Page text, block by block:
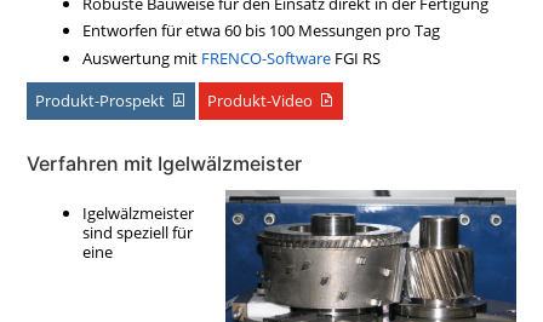
Entworfen für etwa 60 bis 100 Messungen pro Tag
Auswertung mit FRENCO-SoftwareFGI RS
Produkt-Prospekt
Produkt-Video
Verfahren mit Igelwälzmeister
Igelwälzmeister
sind speziell für
eine